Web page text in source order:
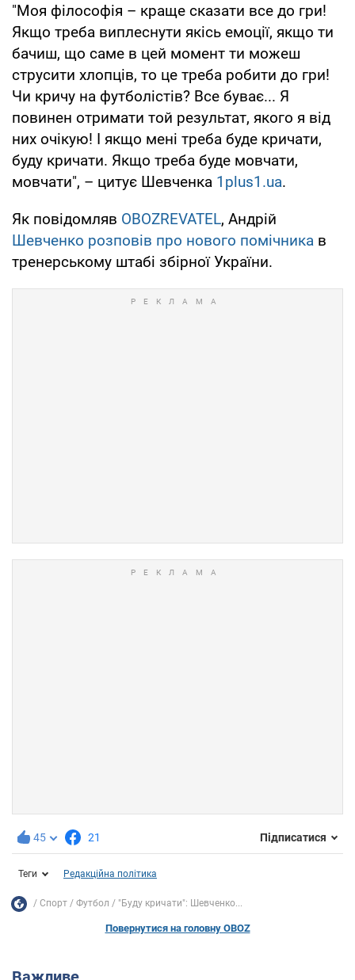
"Моя філософія – краще сказати все до гри!
Якщо треба виплеснути якісь емоції, якщо ти
бачиш, що саме в цей момент ти можеш
струсити хлопців, то це треба робити до гри!
Чи кричу на футболістів? Все буває... Я
повинен отримати той результат, якого я від
них очікую! І якщо мені треба буде кричати,
буду кричати. Якщо треба буде мовчати,
мовчати", – цитує Шевченка 1plus1.ua.
Як повідомляв OBOZREVATEL, Андрій
Шевченко розповів про нового помічника в
тренерському штабі збірної України.
45 21 Підписатися
Теги Редакційна політика
Спорт Футбол "Буду кричати": Шевченко...
Повернутися на головну OBOZ